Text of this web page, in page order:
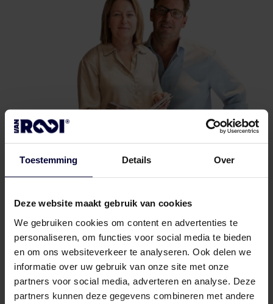
Toestemming Details Over
Deze website maakt gebruik van cookies
We gebruiken cookies om content en advertenties te
personaliseren, om functies voor social media te bieden
en om ons websiteverkeer te analyseren. Ook delen we
informatie over uw gebruik van onze site met onze
partners voor social media, adverteren en analyse. Deze
partners kunnen deze gegevens combineren met andere